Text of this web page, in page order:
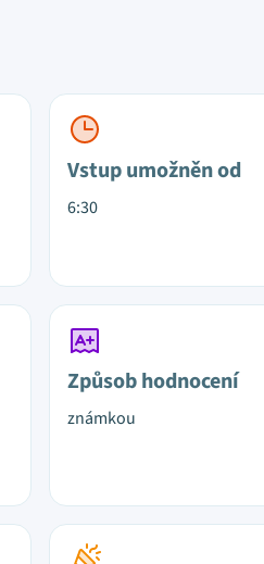
Vstup umožněn od
6:30
Způsob hodnocení
známkou